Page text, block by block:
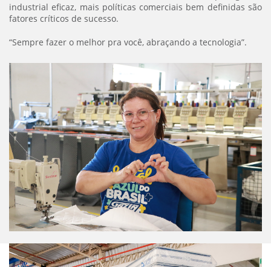
industrial eficaz, mais políticas comerciais bem definidas são
fatores críticos de sucesso.
“Sempre fazer o melhor pra você, abraçando a tecnologia”.